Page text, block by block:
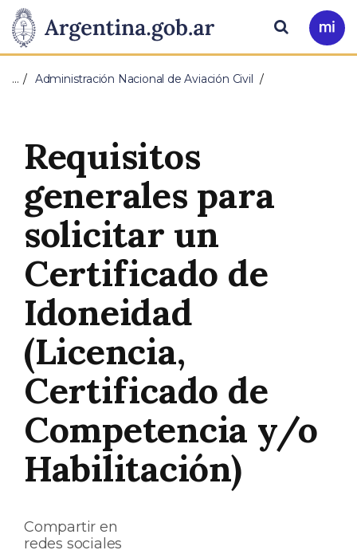
Presidencia
de
Nación
Pasar al contenido principal
Ir
a
Buscar
… Administración Nacional de Aviación Civil
Requisitos
generales para
solicitar un
Certificado de
Idoneidad
(Licencia,
Certificado de
Competencia y/o
Habilitación)
Compartir en
redes sociales